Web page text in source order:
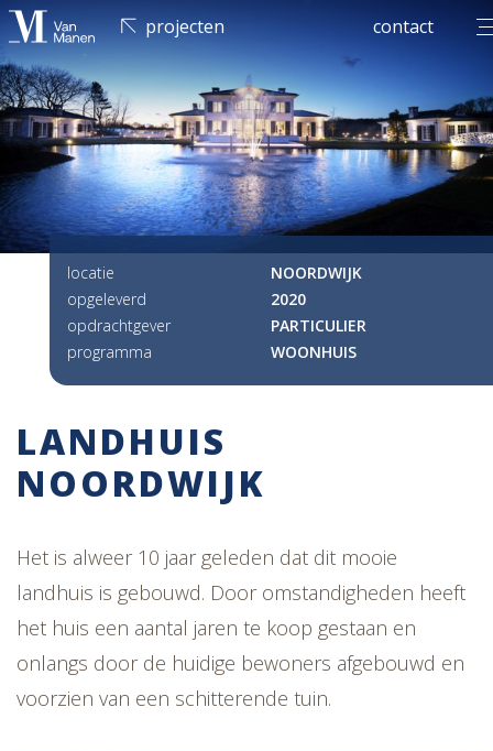
projecten contact
locatie
NOORDWIJK
opgeleverd
2020
opdrachtgever
PARTICULIER
programma
WOONHUIS
LANDHUIS
NOORDWIJK
Het is alweer 10 jaar geleden dat dit mooie
landhuis is gebouwd. Door omstandigheden heeft
het huis een aantal jaren te koop gestaan en
onlangs door de huidige bewoners afgebouwd en
voorzien van een schitterende tuin.